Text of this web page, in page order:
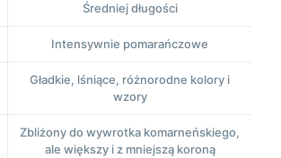
Średniej długości
Intensywnie pomarańczowe
Gładkie, lśniące, różnorodne kolory i
wzory
Zbliżony do wywrotka komarneńskiego,
ale większy i z mniejszą koroną